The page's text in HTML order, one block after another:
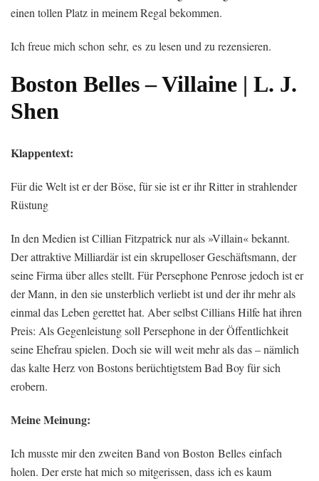
einen tollen Platz in meinem Regal bekommen.
Ich freue mich schon sehr, es zu lesen und zu rezensieren.
Boston Belles – Villaine | L. J.
Shen
Klappentext:
Für die Welt ist er der Böse, für sie ist er ihr Ritter in strahlender
Rüstung
In den Medien ist Cillian Fitzpatrick nur als »Villain« bekannt.
Der attraktive Milliardär ist ein skrupelloser Geschäftsmann, der
seine Firma über alles stellt. Für Persephone Penrose jedoch ist er
der Mann, in den sie unsterblich verliebt ist und der ihr mehr als
einmal das Leben gerettet hat. Aber selbst Cillians Hilfe hat ihren
Preis: Als Gegenleistung soll Persephone in der Öffentlichkeit
seine Ehefrau spielen. Doch sie will weit mehr als das – nämlich
das kalte Herz von Bostons berüchtigtstem Bad Boy für sich
erobern.
Meine Meinung:
Ich musste mir den zweiten Band von Boston Belles einfach
holen. Der erste hat mich so mitgerissen, dass ich es kaum